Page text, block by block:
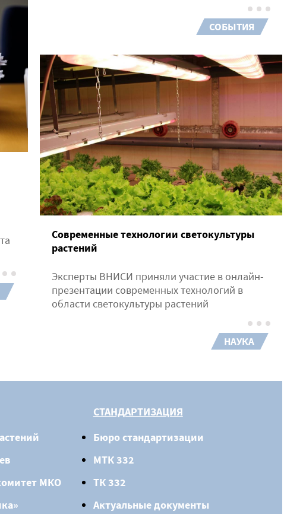
СОБЫТИЯ
Современные технологии светокультуры
растений
Эксперты ВНИСИ приняли участие в онлайн-
презентации современных технологий в
области светокультуры растений
НАУКА
МКО
СТАНДАРТИЗАЦИЯ
Бюро стандартизации
МТК 332
ТК 332
Актуальные документы